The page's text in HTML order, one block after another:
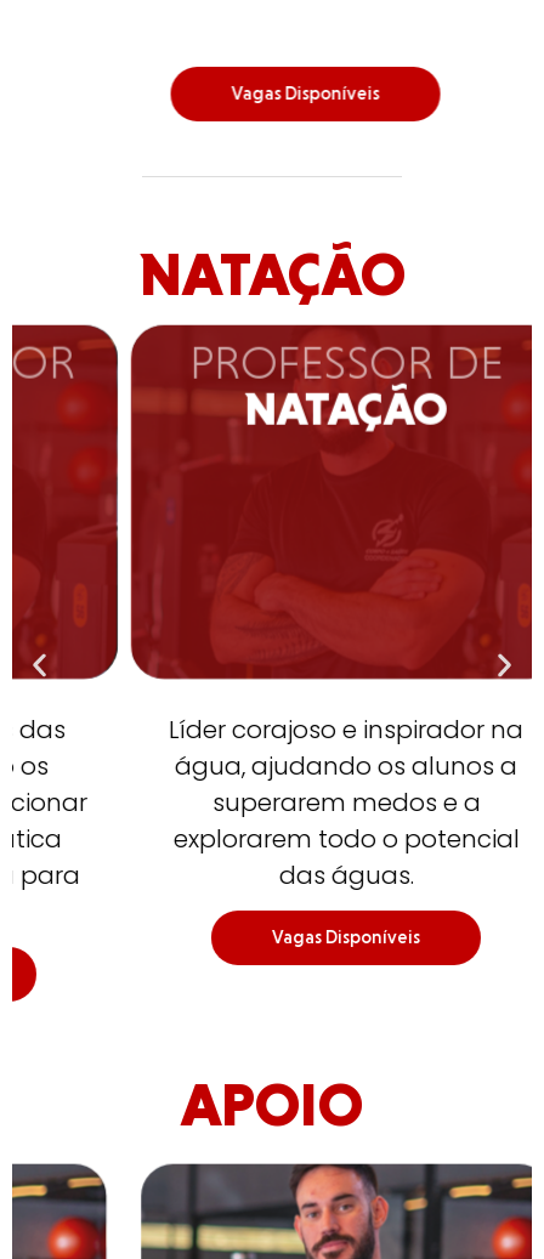
Vagas Disponíveis
NATAÇÃO
PROFESSOR DE
NATAÇÃO
Líder corajoso e inspirador na
água, ajudando os alunos a
superarem medos e a
explorarem todo o potencial
das águas.
Vagas Disponíveis
APOIO